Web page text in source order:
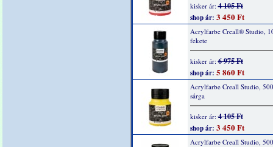
kisker ár:4 105 Ft
shop ár: 3 450 Ft
Acrylfarbe Creall® Studio,
fekete
kisker ár:6 975 Ft
shop ár: 5 860 Ft
Acrylfarbe Creall Studio,
sárga
kisker ár:4 105 Ft
shop ár: 3 450 Ft
Acrylfarbe Creall Studio,